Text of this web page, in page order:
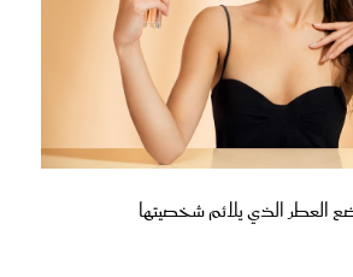
العطر الذي يلائم شخصيتها